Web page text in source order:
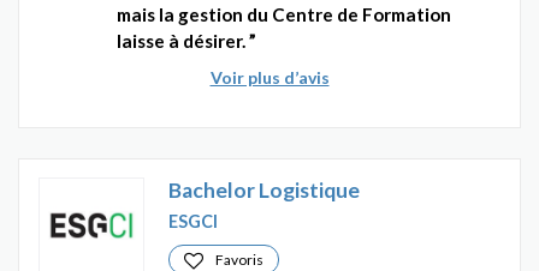
mais la gestion du Centre de Formation
laisse à désirer.
Voir plus d’avis
Bachelor Logistique
ESGCI
Favoris